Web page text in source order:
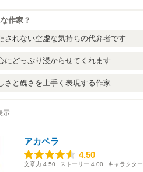
作家？
されない空虚な気持ちの代弁者です
にどっぷり浸からせてくれます
さと醜さを上手く表現する作家
示
アカペラ
4.50
4.50
文章力 4.50 ストーリー 4.00 キャラクター